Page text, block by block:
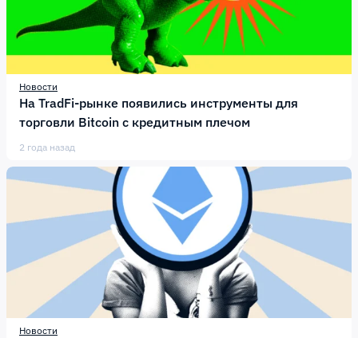
Новости
На TradFi-рынке появились инструменты для
торговли Bitcoin с кредитным плечом
2 года назад
Новости